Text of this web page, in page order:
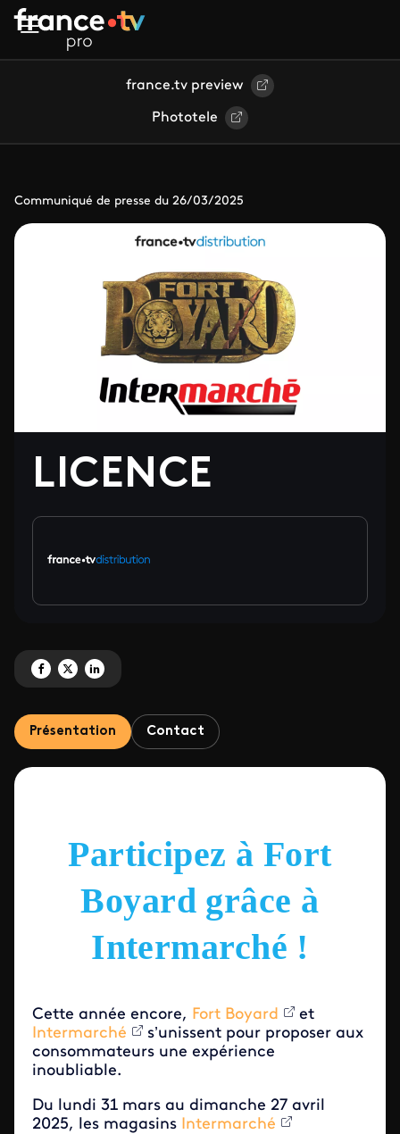
Aller au contenu principal
france.tv preview
Phototele
Communiqué de presse du 26/03/2025
LICENCE
Partagez 'LICENCE' sur Facebook
Partagez 'LICENCE' sur X
Partagez 'LICENCE' sur LinkedIn
Présentation Contact
Participez à Fort
Boyard grâce à
Intermarché !
Cette année encore, Fort Boyard
et
Intermarché
s’unissent pour proposer aux
consommateurs une expérience
inoubliable.
Du lundi 31 mars au dimanche 27 avril
2025, les magasins Intermarché